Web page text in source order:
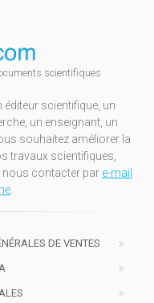
scientifiques
éditeur scientifique, un
un enseignant, un
souhaitez améliorer la
travaux scientifiques,
nous contacter par e-mail
.
DE VENTES